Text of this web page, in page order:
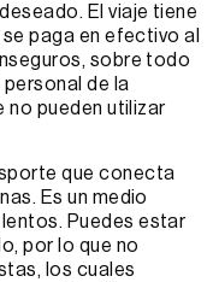
El viaje tiene
paga en efectivo al
sobre todo
de la
no pueden utilizar
que conecta
Es un medio
Puedes estar
por lo que no
los cuales